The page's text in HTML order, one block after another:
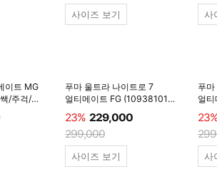
사이즈 보기 사
이트 MG
/주걱/
푸마 울트라 나이트로 7
얼티메이트 FG (10938101)
전용쌕/주걱/양말 #
23% 229,000
299,000
사이즈 보기
푸
얼
전
사